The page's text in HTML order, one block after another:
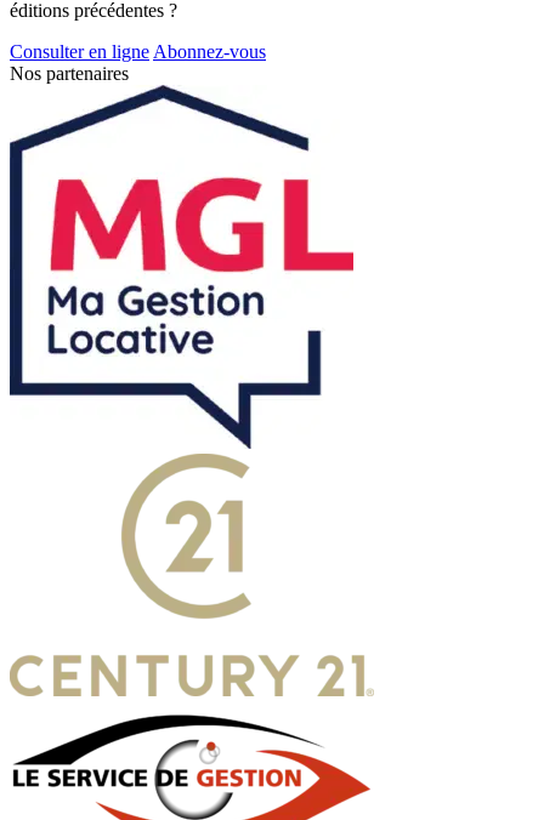
éditions précédentes ?
Consulter en ligneAbonnez-vous
Nos partenaires